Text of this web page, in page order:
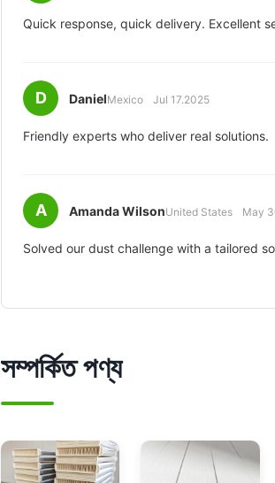
Quick response, quick delivery. Excellent
D DanielMexico Jul 17.2025
Friendly experts who deliver real solutions.
A Amanda WilsonUnited States May
Solved our dust challenge with a tailored
সম্পর্কিত পণ্য